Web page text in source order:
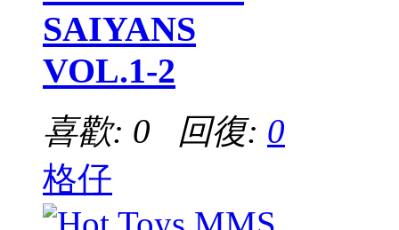
SAIYANS
VOL.1-2
喜歡: 0 回復: 0
格仔